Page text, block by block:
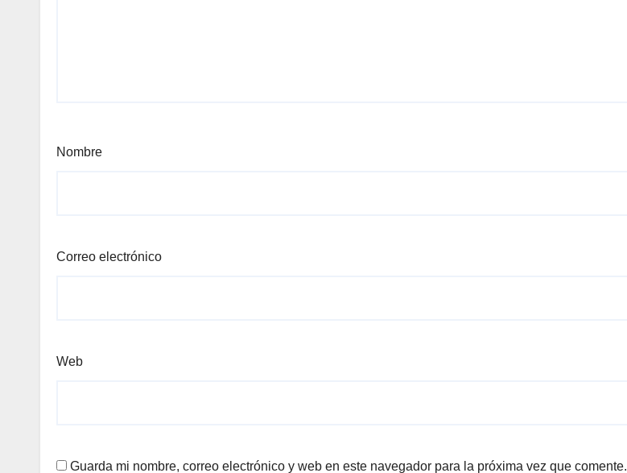
Nombre
Correo electrónico
Web
Guarda mi nombre, correo electrónico y web en este navegador para la próxima vez que comente.